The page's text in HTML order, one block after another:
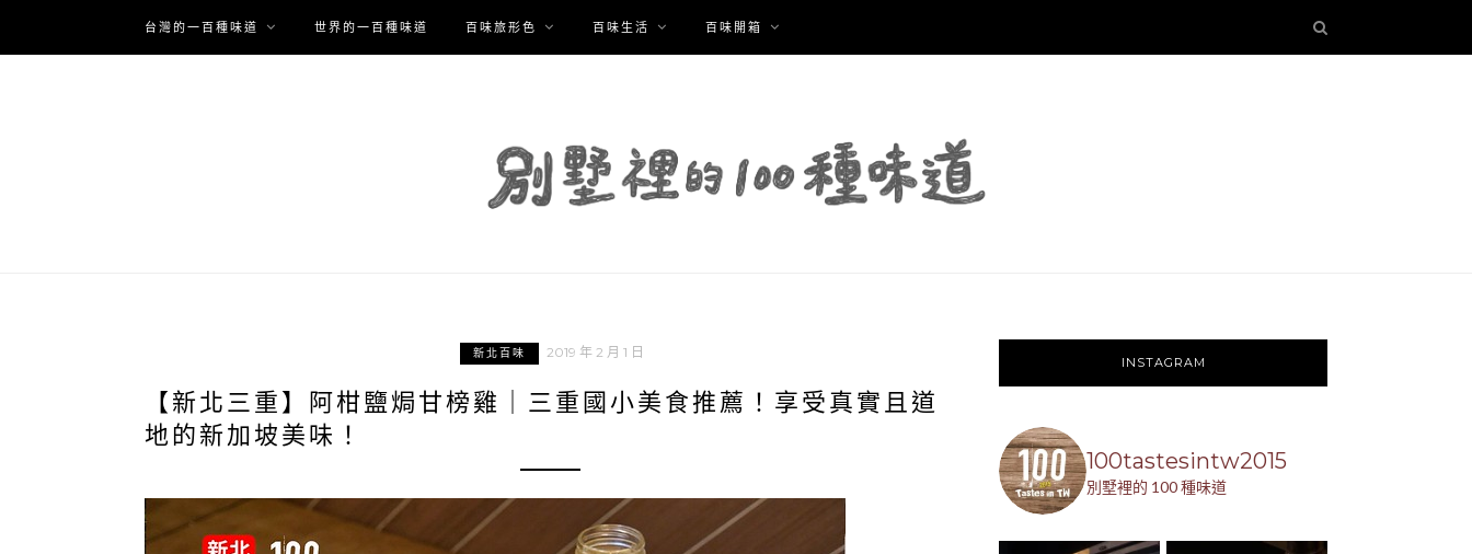
台灣的一百種味道 世界的一百種味道 百味旅形色 百味生活 百味開箱
新北百味 2019 年 2 月 1 日
【新北三重】阿柑鹽焗甘榜雞｜三重國小美食推薦！享受真實且道
地的新加坡美味！
INSTAGRAM
100tastesintw2015
別墅裡的 100 種味道